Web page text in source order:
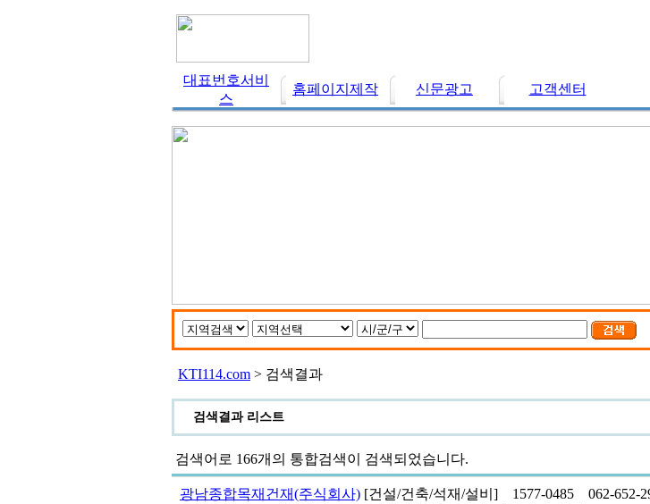
대표번호서비
스
홈페이지제작 신문광고 고객센터
KTI114.com > 검색결과
검색결과 리스트
검색어로 166개 의 통합검색이 검색되었습니다.
광남종합목재건재(주식회사) [건설/건축/석재/설비] 1577-0485
062-652-